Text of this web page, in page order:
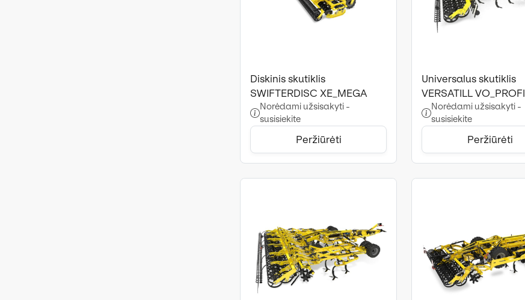
Diskinis skutiklis
SWIFTERDISC XE_MEGA
Norėdami užsisakyti -
susisiekite
Peržiūrėti
Universalus skutiklis
VERSATILL VO_PROFI
Norėdami užsisakyti -
susisiekite
Peržiūrėti